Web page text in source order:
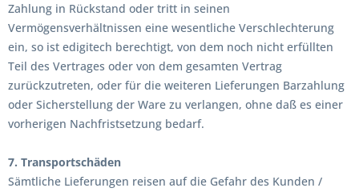
Zahlung in Rückstand oder tritt in seinen
Vermögensverhältnissen eine wesentliche Verschlechterung
ein, so ist edigitech berechtigt, von dem noch nicht erfüllten
Teil des Vertrages oder von dem gesamten Vertrag
zurückzutreten, oder für die weiteren Lieferungen Barzahlung
oder Sicherstellung der Ware zu verlangen, ohne daß es einer
vorherigen Nachfristsetzung bedarf.
7. Transportschäden
Sämtliche Lieferungen reisen auf die Gefahr des Kunden /